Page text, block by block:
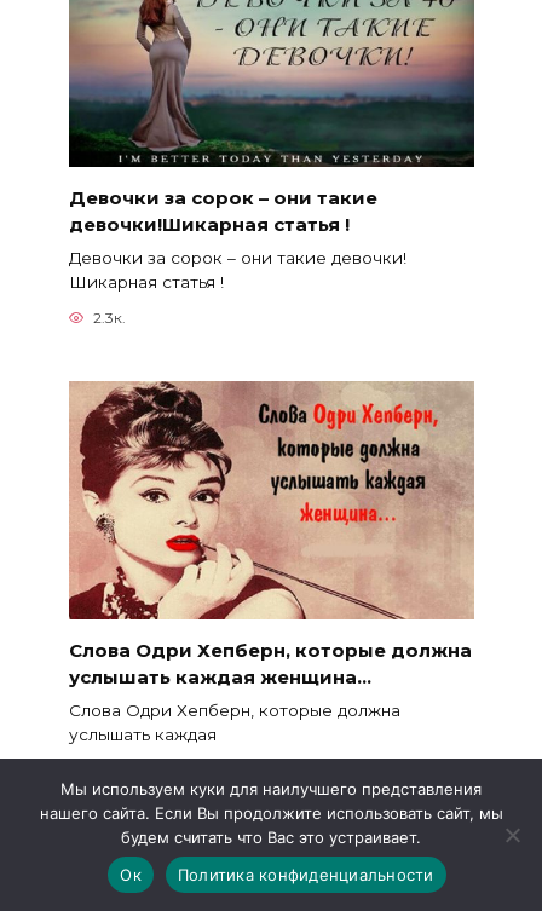
Девочки за сорок – они такие
девочки!Шикарная статья !
Девочки за сорок – они такие девочки!
Шикарная статья !
2.3к.
Слова Одри Хепберн, которые должна
услышать каждая женщина…
Слова Одри Хепберн, которые должна
услышать каждая
Мы используем куки для наилучшего представления
нашего сайта. Если Вы продолжите использовать сайт, мы
будем считать что Вас это устраивает.
Ок
Политика конфиденциальности